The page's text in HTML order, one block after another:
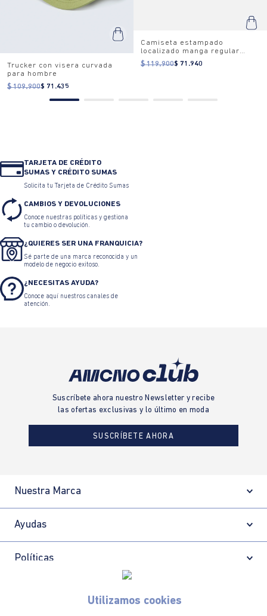
Utilizamos cookies
Trucker con visera curvada
para hombre
$ 109.900$ 71.435
Camiseta estampado
localizado manga regular
cuello redondo para mujer
$ 119.900$ 71.940
TARJETA DE CRÉDITO
SUMAS Y CRÉDITO SUMAS
Solicita tu Tarjeta de Crédito Sumas
CAMBIOS Y DEVOLUCIONES
Conoce nuestras políticas y gestiona
tu cambio o devolución.
¿QUIERES SER UNA FRANQUICIA?
Sé parte de una marca reconocida y un
modelo de negocio exitoso.
¿NECESITAS AYUDA?
Conoce aquí nuestros canales de
atención.
Suscríbete ahora nuestro Newsletter y recibe
las ofertas exclusivas y lo último en moda
SUSCRÍBETE AHORA
Nuestra Marca
Ayudas
Políticas